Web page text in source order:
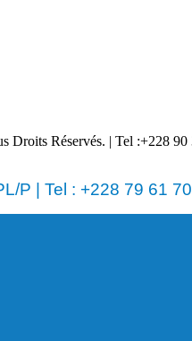
Droits Réservés. | Tel :+228
P | Tel : +228 79 61